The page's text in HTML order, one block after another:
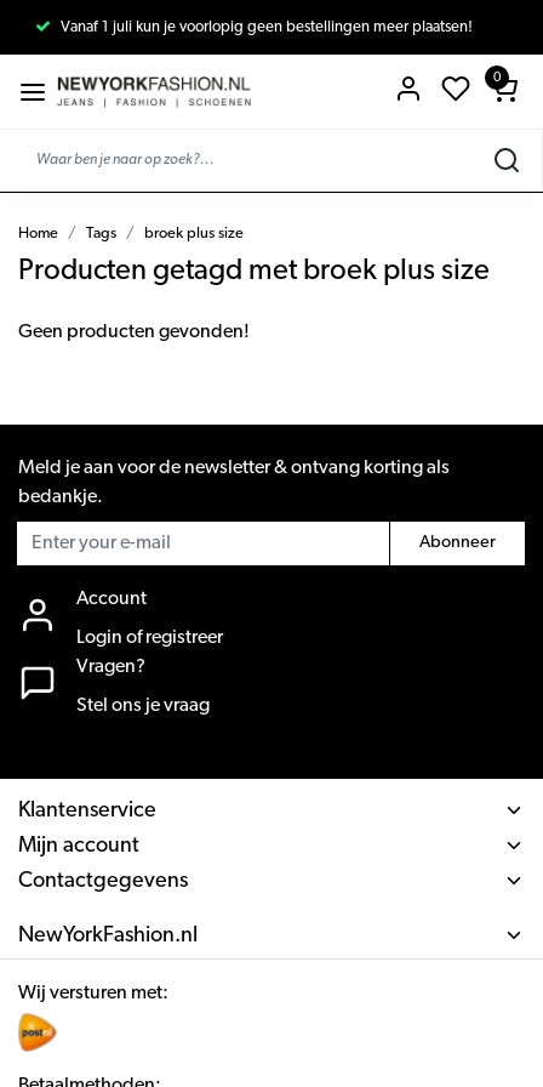
Vanaf 1 juli kun je voorlopig geen bestellingen meer plaatsen!
0
Home Tags broek plus size
Producten getagd met broek plus size
Geen producten gevonden!
Meld je aan voor de newsletter & ontvang korting als
bedankje.
Abonneer
Account
Login of registreer
Vragen?
Stel ons je vraag
Klantenservice
Mijn account
Contactgegevens
NewYorkFashion.nl
Wij versturen met: